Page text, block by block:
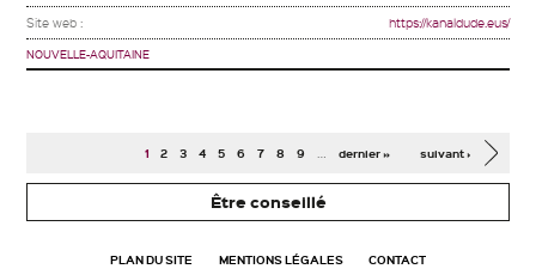
Site web : https://kanaldude.eus/
NOUVELLE-AQUITAINE
1 2 3 4 5 6 7 8 9 … suivant ›
dernier »
Être conseillé
PLAN DU SITE MENTIONS LÉGALES CONTACT